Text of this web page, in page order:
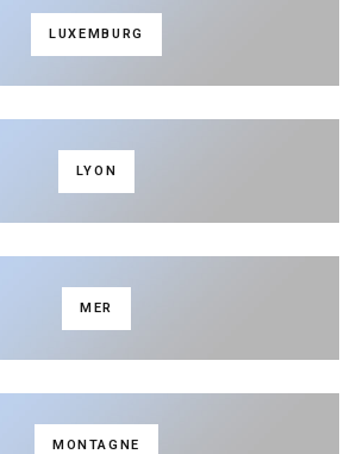
LUXEMBURG
LYON
MER
MONTAGNE